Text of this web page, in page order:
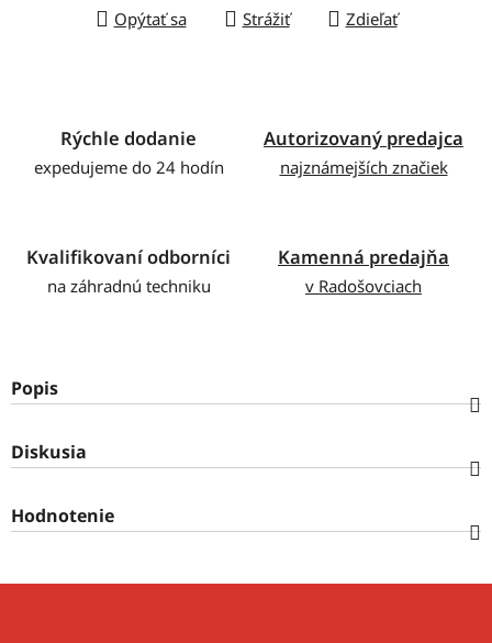
Opýtať sa Strážiť Zdieľať
Rýchle dodanie
expedujeme do 24 hodín
Autorizovaný predajca
najznámejších značiek
Kvalifikovaní odborníci
na záhradnú techniku
Kamenná predajňa
v Radošovciach
Popis
Diskusia
Hodnotenie